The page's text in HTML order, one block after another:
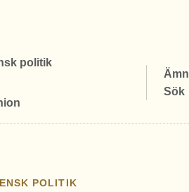
politik
Sök
POLITIK